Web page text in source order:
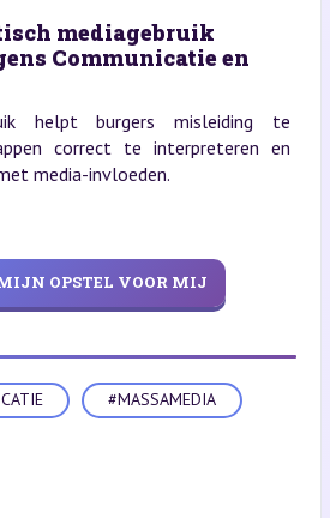
mediagebruik
Communicatie en
helpt burgers misleiding te
correct te interpreteren en
media-invloeden.
OPSTEL VOOR MIJ
#MASSAMEDIA